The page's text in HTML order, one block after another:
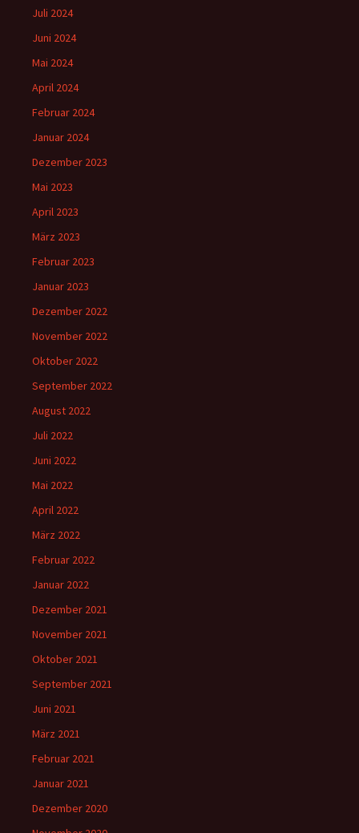
Juli 2024
Juni 2024
Mai 2024
April 2024
Februar 2024
Januar 2024
Dezember 2023
Mai 2023
April 2023
März 2023
Februar 2023
Januar 2023
Dezember 2022
November 2022
Oktober 2022
September 2022
August 2022
Juli 2022
Juni 2022
Mai 2022
April 2022
März 2022
Februar 2022
Januar 2022
Dezember 2021
November 2021
Oktober 2021
September 2021
Juni 2021
März 2021
Februar 2021
Januar 2021
Dezember 2020